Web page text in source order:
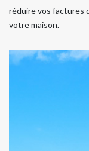
réduire vos factures
votre maison.